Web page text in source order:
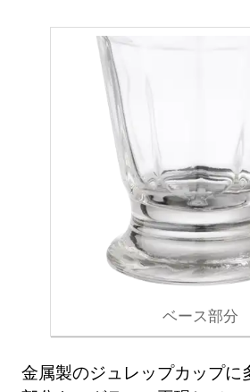
ベース部分
金属製のジュレップカップに